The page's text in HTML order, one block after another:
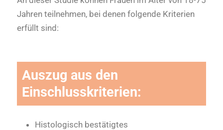
Jahren teilnehmen, bei denen folgende Kriterien
erfüllt sind:
Auszug aus den
Einschlusskriterien:
Histologisch bestätigtes